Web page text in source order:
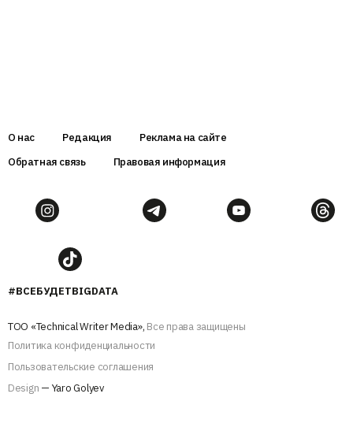
О нас Редакция
Реклама на сайте
Обратная связь
Правовая информация
#ВСЕБУДЕТBIGDATA
ТОО «Technical Writer Media», Все права защищены
Политика конфиденциальности
Пользовательские соглашения
Design — Yaro Golyev